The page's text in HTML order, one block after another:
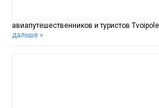
авиапутешественников и туристов
дальше »